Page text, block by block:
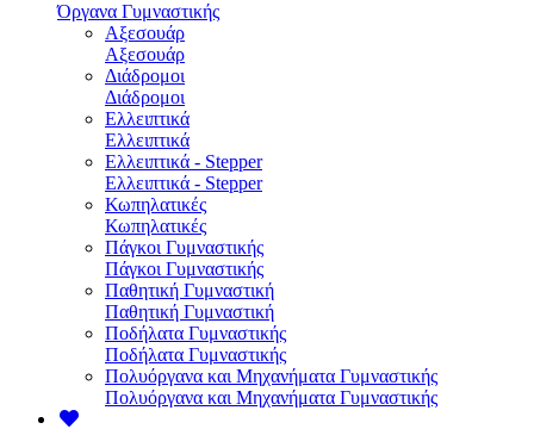
Όργανα Γυμναστικής
Αξεσουάρ
Αξεσουάρ
Διάδρομοι
Διάδρομοι
Ελλειπτικά
Ελλειπτικά
Ελλειπτικά - Stepper
Ελλειπτικά - Stepper
Κωπηλατικές
Κωπηλατικές
Πάγκοι Γυμναστικής
Πάγκοι Γυμναστικής
Παθητική Γυμναστική
Παθητική Γυμναστική
Ποδήλατα Γυμναστικής
Ποδήλατα Γυμναστικής
Πολυόργανα και Μηχανήματα Γυμναστικής
Πολυόργανα και Μηχανήματα Γυμναστικής